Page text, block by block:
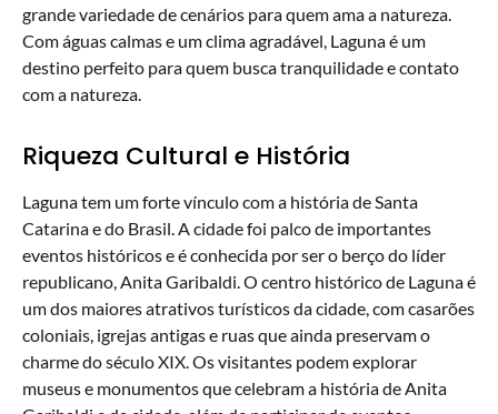
grande variedade de cenários para quem ama a natureza.
Com águas calmas e um clima agradável, Laguna é um
destino perfeito para quem busca tranquilidade e contato
com a natureza.
Riqueza Cultural e História
Laguna tem um forte vínculo com a história de Santa
Catarina e do Brasil. A cidade foi palco de importantes
eventos históricos e é conhecida por ser o berço do líder
republicano, Anita Garibaldi. O centro histórico de Laguna é
um dos maiores atrativos turísticos da cidade, com casarões
coloniais, igrejas antigas e ruas que ainda preservam o
charme do século XIX. Os visitantes podem explorar
museus e monumentos que celebram a história de Anita